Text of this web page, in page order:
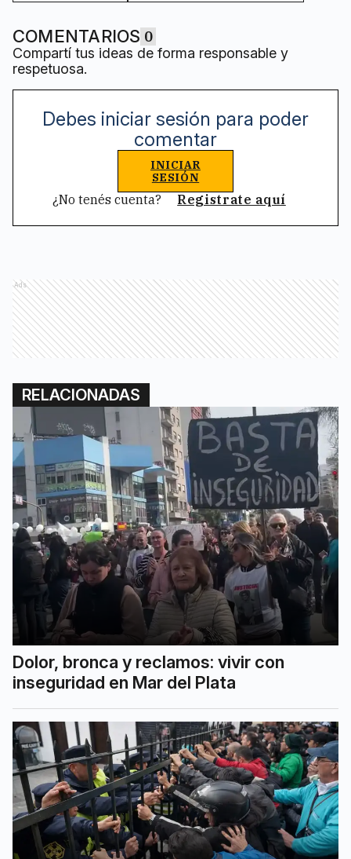
COMENTARIOS 0
Compartí tus ideas de forma responsable y
respetuosa.
Debes iniciar sesión para poder
comentar
INICIAR
SESIÓN
¿No tenés cuenta? Registrate aquí
Ads
RELACIONADAS
Dolor, bronca y reclamos: vivir con
inseguridad en Mar del Plata